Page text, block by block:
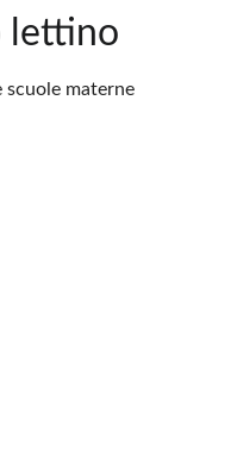
lettino
scuole materne